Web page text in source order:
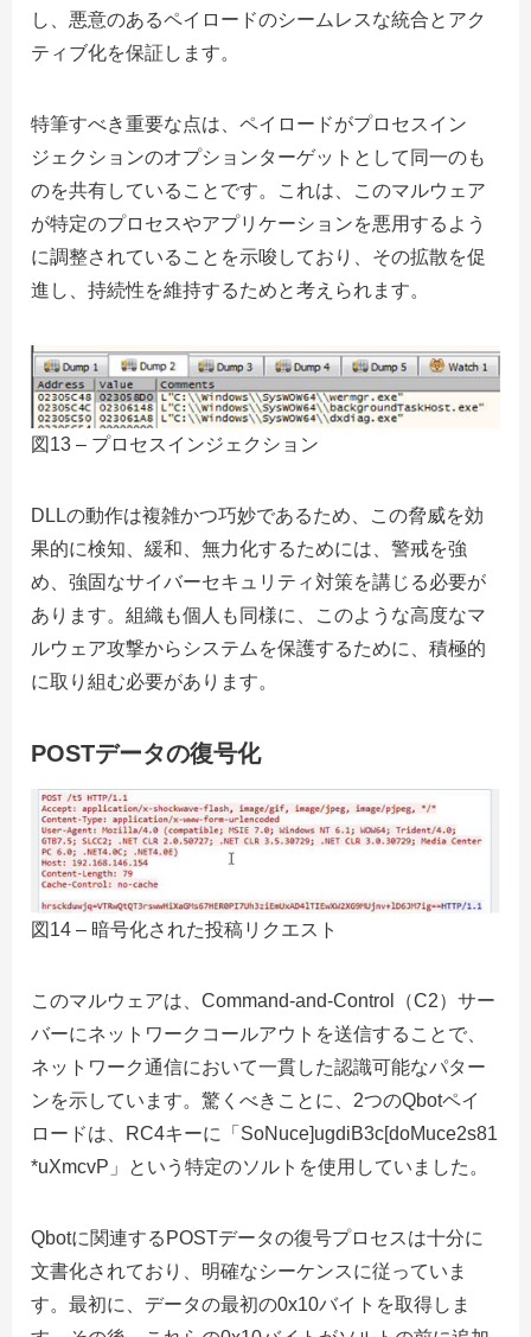
し、悪意のあるペイロードのシームレスな統合とアク
ティブ化を保証します。
特筆すべき重要な点は、ペイロードがプロセスイン
ジェクションのオプションターゲットとして同一のも
のを共有していることです。これは、このマルウェア
が特定のプロセスやアプリケーションを悪用するよう
に調整されていることを示唆しており、その拡散を促
進し、持続性を維持するためと考えられます。
図13 – プロセスインジェクション
DLLの動作は複雑かつ巧妙であるため、この脅威を効
果的に検知、緩和、無力化するためには、警戒を強
め、強固なサイバーセキュリティ対策を講じる必要が
あります。組織も個人も同様に、このような高度なマ
ルウェア攻撃からシステムを保護するために、積極的
に取り組む必要があります。
POSTデータの復号化
図14 – 暗号化された投稿リクエスト
このマルウェアは、Command-and-Control（C2）サー
バーにネットワークコールアウトを送信することで、
ネットワーク通信において一貫した認識可能なパター
ンを示しています。驚くべきことに、2つのQbotペイ
ロードは、RC4キーに「SoNuce]ugdiB3c[doMuce2s81
*uXmcvP」という特定のソルトを使用していました。
Qbotに関連するPOSTデータの復号プロセスは十分に
文書化されており、明確なシーケンスに従っていま
す。最初に、データの最初の0x10バイトを取得しま